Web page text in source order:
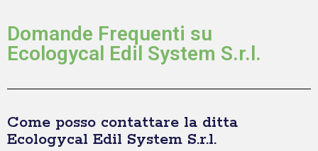
Domande Frequenti su
Ecologycal Edil System S.r.l.
Come posso contattare la ditta
Ecologycal Edil System S.r.l.